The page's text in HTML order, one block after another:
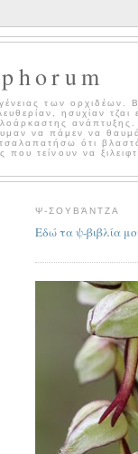
των ορχιδέων.
ησυχίαν τζαι
να πάμεν να
ότι
τείνουν να
Ψ-ΣΟΥΒΆΝΤΖΑ
Εδώ τα ψ-βιβλία